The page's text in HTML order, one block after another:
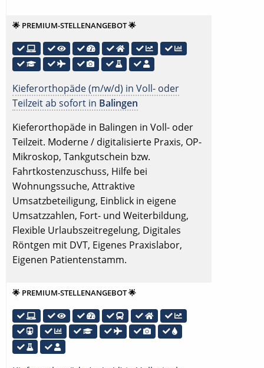
🌟 PREMIUM-STELLENANGEBOT 🌟
Kieferorthopäde (m/w/d) in Voll- oder
Teilzeit ab sofort in Balingen
Kieferorthopäde in Balingen in Voll- oder
Teilzeit. Moderne / digitalisierte Praxis, OP-
Mikroskop, Tankgutschein bzw.
Fahrtkostenzuschuss, Hilfe bei
Wohnungssuche, Attraktive
Umsatzbeteiligung, Einblick in eigene
Umsatzzahlen, Fort- und Weiterbildung,
Flexible Urlaubszeitregelung, Digitales
Röntgen mit DVT, Eigenes Praxislabor,
Eigenen Patientenstamm.
🌟 PREMIUM-STELLENANGEBOT 🌟